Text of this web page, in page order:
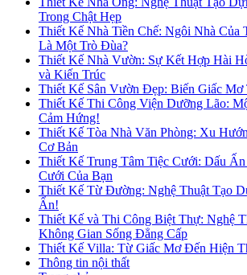
Trong Chật Hẹp
Thiết Kế Nhà Tiền Chế: Ngôi Nhà Của
Là Một Trò Đùa?
Thiết Kế Nhà Vườn: Sự Kết Hợp Hài
và Kiến Trúc
Thiết Kế Sân Vườn Đẹp: Biến Giấc Mơ
Thiết Kế Thi Công Viện Dưỡng Lão:
Cảm Hứng!
Thiết Kế Tòa Nhà Văn Phòng: Xu
Cơ Bản
Thiết Kế Trung Tâm Tiệc Cưới: Dấu
Cưới Của Bạn
Thiết Kế Từ Đường: Nghệ Thuật Tạo
Ẩn!
Thiết Kế và Thi Công Biệt Thự: Nghệ
Không Gian Sống Đẳng Cấp
Thiết Kế Villa: Từ Giấc Mơ Đến Hiện
Thông tin nội thất